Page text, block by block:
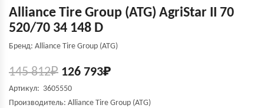
Alliance Tire Group (ATG) AgriStar II 70
520/70 34 148 D
Бренд: Alliance Tire Group (ATG)
145 812₽ 126 793₽
Артикул: 3605550
Производитель: Alliance Tire Group (ATG)